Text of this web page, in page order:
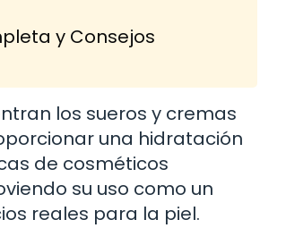
y Consejos
los sueros y cremas
una hidratación
de cosméticos
su uso como un
reales para la piel.